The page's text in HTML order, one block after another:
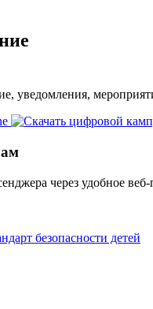
уведомления,
через удобное
безопасности детей